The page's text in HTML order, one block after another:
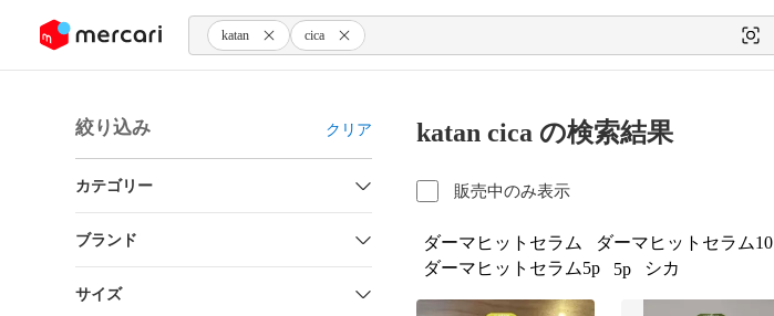
ツにスキップ katan cica
絞り込み クリア
カテゴリー
ブランド
サイズ
katan cica の検索結果
販売中のみ表示
ダーマヒットセラム ダーマヒットセラム10
ダーマヒットセラム5p
5p シカ